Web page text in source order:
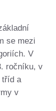
se mezi
V
ročníku, v
tříd a
v